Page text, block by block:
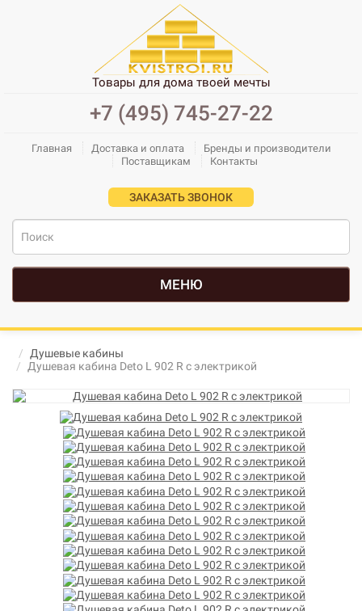
Товары для дома твоей мечты
+7 (495) 745-27-22
Главная Доставка и оплата
Бренды и производители
Поставщикам
Контакты
ЗАКАЗАТЬ ЗВОНОК
МЕНЮ
Душевые кабины
Душевая кабина Deto L 902 R с электрикой